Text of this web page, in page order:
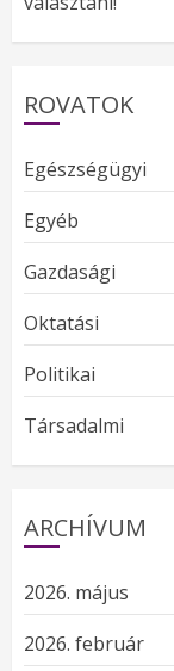
ROVATOK
Egészségügyi
Egyéb
Gazdasági
Oktatási
Politikai
Társadalmi
ARCHÍVUM
2026. május
2026. február